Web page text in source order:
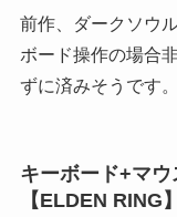
前作、ダークソウ
ボード操作の場合
ずに済みそうです。
キーボード+マ
【ELDEN RING】